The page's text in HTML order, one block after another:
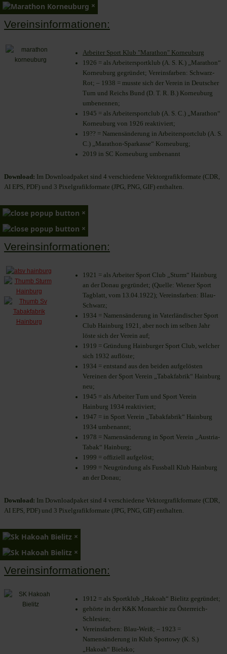
×
Vereinsinformationen:
Arbeiter Sport Klub "Marathon" Korneuburg
1926 = als Arbeitersportklub (A. S. K.) „Marathon“
Korneuburg gegründet; Vereinsfarben: Schwarz-
Rot; – 1938 = musste sich der Verein in Deutscher
Turn und Reichs Bund (D. T. R. B.) Korneuburg
umbenennen;
1945 = als Arbeitersportclub (A. S. C.) „Marathon“
Korneuburg von 1926 reaktiviert;
19?? = Namensänderung in Arbeitersportclub (A. S.
C.) „Marathon-Sparkasse“ Korneuburg;
2019 in SC Korneuburg umbenannt
Download: Im Downloadpaket sind 4 verschiedene Vektorgrafikformate (CDR,
AI EPS, PDF) und 3 Pixelgrafikformate (JPG, PNG, GIF) enthalten.
×
×
Vereinsinformationen:
1921 = als Arbeiter Sport Club „Sturm“ Hainburg
an der Donau gegründet; (Quelle: Wiener Sport
Tagblatt, vom 13.04.1922); Vereinsfarben: Blau-
Schwarz;
1934 = Namensänderung in Vaterländischer Sport
Club Hainburg 1921, aber noch im selben Jahr
löste sich der Verein auf;
1919 = Gründung Hainburger Sport Club, welcher
sich 1932 auflöste;
1934 = entstand aus den beiden aufgelösten
Vereinen der Sport Verein „Tabakfabrik“ Hainburg
neu;
1945 = als Arbeiter Turn und Sport Verein
Hainburg 1934 reaktiviert;
1947 = in Sport Verein „Tabakfabrik“ Hainburg
1934 umbenannt;
1978 = Namensänderung in Sport Verein „Austria-
Tabak“ Hainburg;
1999 = offiziell aufgelöst;
1999 = Neugründung als Fussball Klub Hainburg
an der Donau;
Download: Im Downloadpaket sind 4 verschiedene Vektorgrafikformate (CDR,
AI EPS, PDF) und 3 Pixelgrafikformate (JPG, PNG, GIF) enthalten.
×
×
Vereinsinformationen:
1912 = als Sportklub „Hakoah“ Bielitz gegründet;
gehörte in der K&K Monarchie zu Österreich-
Schlesien;
Vereinsfarben: Blau-Weiß; – 1923 =
Namensänderung in Klub Sportowy (K. S.)
„Hakoah“ Bielsko;